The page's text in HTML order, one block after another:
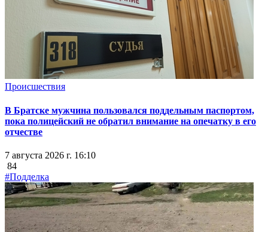
Происшествия
В Братске мужчина пользовался поддельным паспортом,
пока полицейский не обратил внимание на опечатку в его
отчестве
7 августа 2026 г. 16:10
84
#Подделка